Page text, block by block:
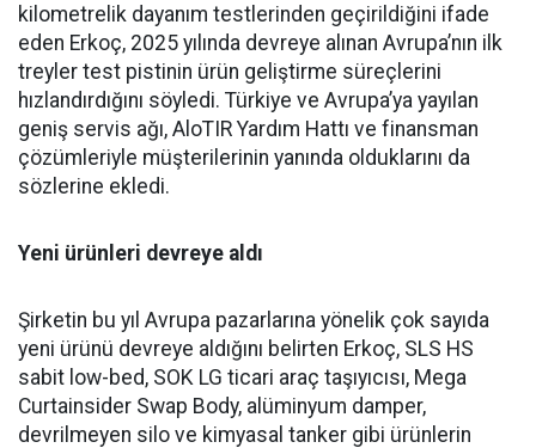
kilometrelik dayanım testlerin­den geçirildiğini ifade
eden Er­koç, 2025 yılında devreye alınan Avrupa’nın ilk
treyler test pisti­nin ürün geliştirme süreçlerini
hızlandırdığını söyledi. Türkiye ve Avrupa’ya yayılan
geniş ser­vis ağı, AloTIR Yardım Hattı ve finansman
çözümleriyle müşte­rilerinin yanında olduklarını da
sözlerine ekledi.
Yeni ürünleri devreye aldı
Şirketin bu yıl Avrupa pazar­larına yönelik çok sayıda
yeni ürünü devreye aldığını belirten Erkoç, SLS HS
sabit low-bed, SOK LG ticari araç taşıyıcısı, Mega
Curtainsider Swap Body, alüminyum damper,
devrilme­yen silo ve kimyasal tanker gibi ürünlerin